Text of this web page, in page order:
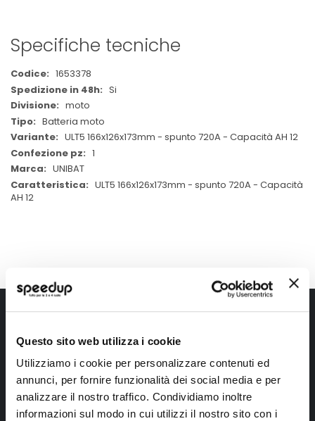
Questo sito web utilizza i cookie
Utilizziamo i cookie per personalizzare contenuti ed
annunci, per fornire funzionalità dei social media e per
analizzare il nostro traffico. Condividiamo inoltre
informazioni sul modo in cui utilizzi il nostro sito con i
Specifiche tecniche
Maggiori
Informazioni
1653378
Si
moto
Batteria moto
ULT5 166x126x173mm - spunto 720A - Capacità AH 12
1
UNIBAT
ULT5 166x126x173mm - spunto 720A - Capacità
AH 12
Iscriviti alla newsletter Speedup
Ricevi subito uno sconto del 10% per il tuo primo acquisto online!